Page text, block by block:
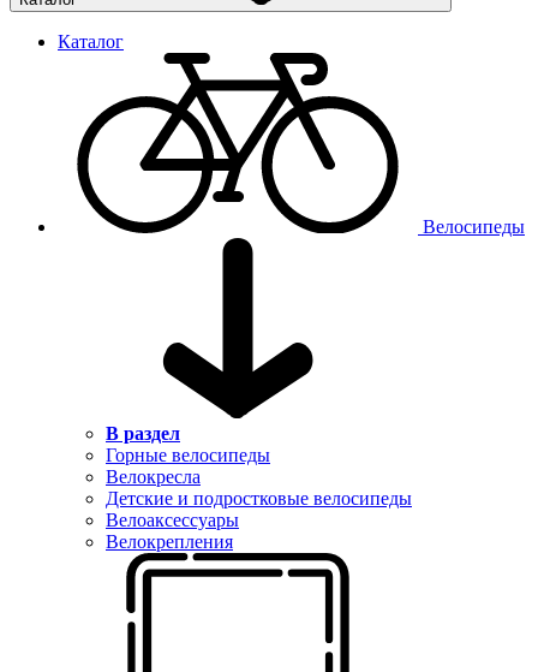
Каталог
Велосипеды
В раздел
Горные велосипеды
Велокресла
Детские и подростковые велосипеды
Велоаксессуары
Велокрепления